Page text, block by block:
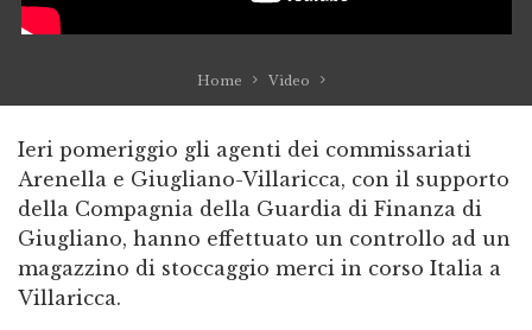
Home Video
Ieri pomeriggio gli agenti dei commissariati
Arenella e Giugliano-Villaricca, con il supporto
della Compagnia della Guardia di Finanza di
Giugliano, hanno effettuato un controllo ad un
magazzino di stoccaggio merci in corso Italia a
Villaricca.